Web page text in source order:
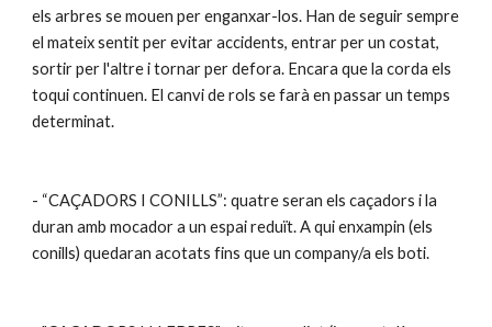
els arbres se mouen per enganxar-los. Han de seguir sempre
el mateix sentit per evitar accidents, entrar per un costat,
sortir per l'altre i tornar per defora. Encara que la corda els
toqui continuen. El canvi de rols se farà en passar un temps
determinat.
- “CAÇADORS I CONILLS”: quatre seran els caçadors i la
duran amb mocador a un espai reduït. A qui enxampin (els
conills) quedaran acotats fins que un company/a els boti.